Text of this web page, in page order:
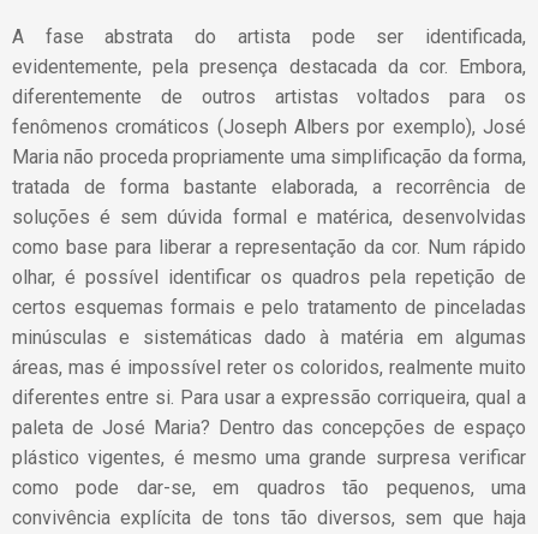
A fase abstrata do artista pode ser identificada,
evidentemente, pela presença destacada da cor. Embora,
diferentemente de outros artistas voltados para os
fenômenos cromáticos (Joseph Albers por exemplo), José
Maria não proceda propriamente uma simplificação da forma,
tratada de forma bastante elaborada, a recorrência de
soluções é sem dúvida formal e matérica, desenvolvidas
como base para liberar a representação da cor. Num rápido
olhar, é possível identificar os quadros pela repetição de
certos esquemas formais e pelo tratamento de pinceladas
minúsculas e sistemáticas dado à matéria em algumas
áreas, mas é impossível reter os coloridos, realmente muito
diferentes entre si. Para usar a expressão corriqueira, qual a
paleta de José Maria? Dentro das concepções de espaço
plástico vigentes, é mesmo uma grande surpresa verificar
como pode dar-se, em quadros tão pequenos, uma
convivência explícita de tons tão diversos, sem que haja